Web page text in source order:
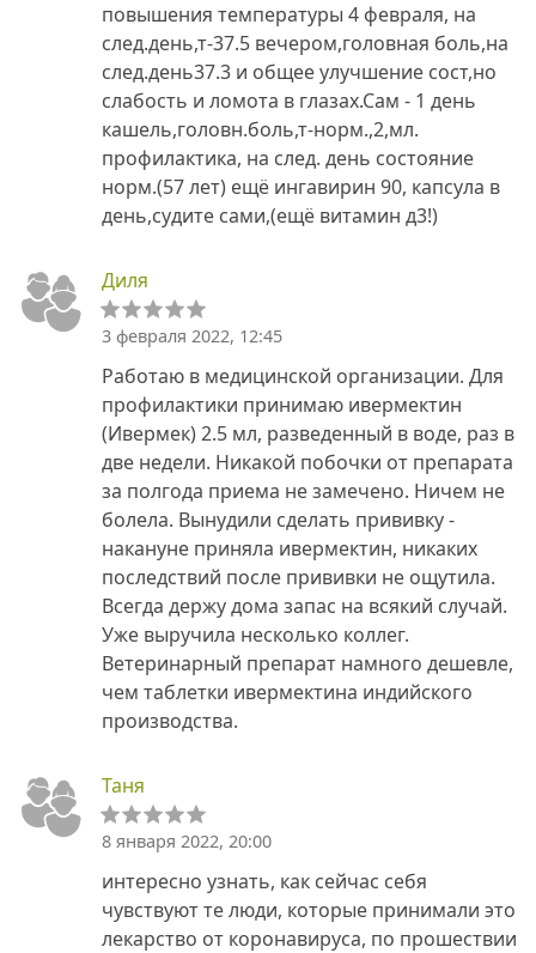
повышения температуры 4 февраля, на
след.день,т-37.5 вечером,головная боль,на
след.день37.3 и общее улучшение сост,но
слабость и ломота в глазах.Сам - 1 день
кашель,головн.боль,т-норм.,2,мл.
профилактика, на след. день состояние
норм.(57 лет) ещё ингавирин 90, капсула в
день,судите сами,(ещё витамин д3!)
Диля
3 февраля 2022, 12:45
Работаю в медицинской организации. Для
профилактики принимаю ивермектин
(Ивермек) 2.5 мл, разведенный в воде, раз в
две недели. Никакой побочки от препарата
за полгода приема не замечено. Ничем не
болела. Вынудили сделать прививку -
накануне приняла ивермектин, никаких
последствий после прививки не ощутила.
Всегда держу дома запас на всякий случай.
Уже выручила несколько коллег.
Ветеринарный препарат намного дешевле,
чем таблетки ивермектина индийского
производства.
Таня
8 января 2022, 20:00
интересно узнать, как сейчас себя
чувствуют те люди, которые принимали это
лекарство от коронавируса, по прошествии